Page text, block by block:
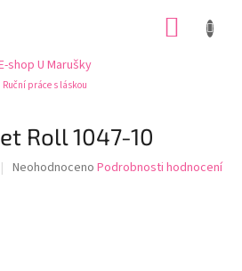
shop U Marušky
Ruční práce s láskou
Roll 1047-10
Průměrné
Neohodnoceno Podrobnosti hodnocení